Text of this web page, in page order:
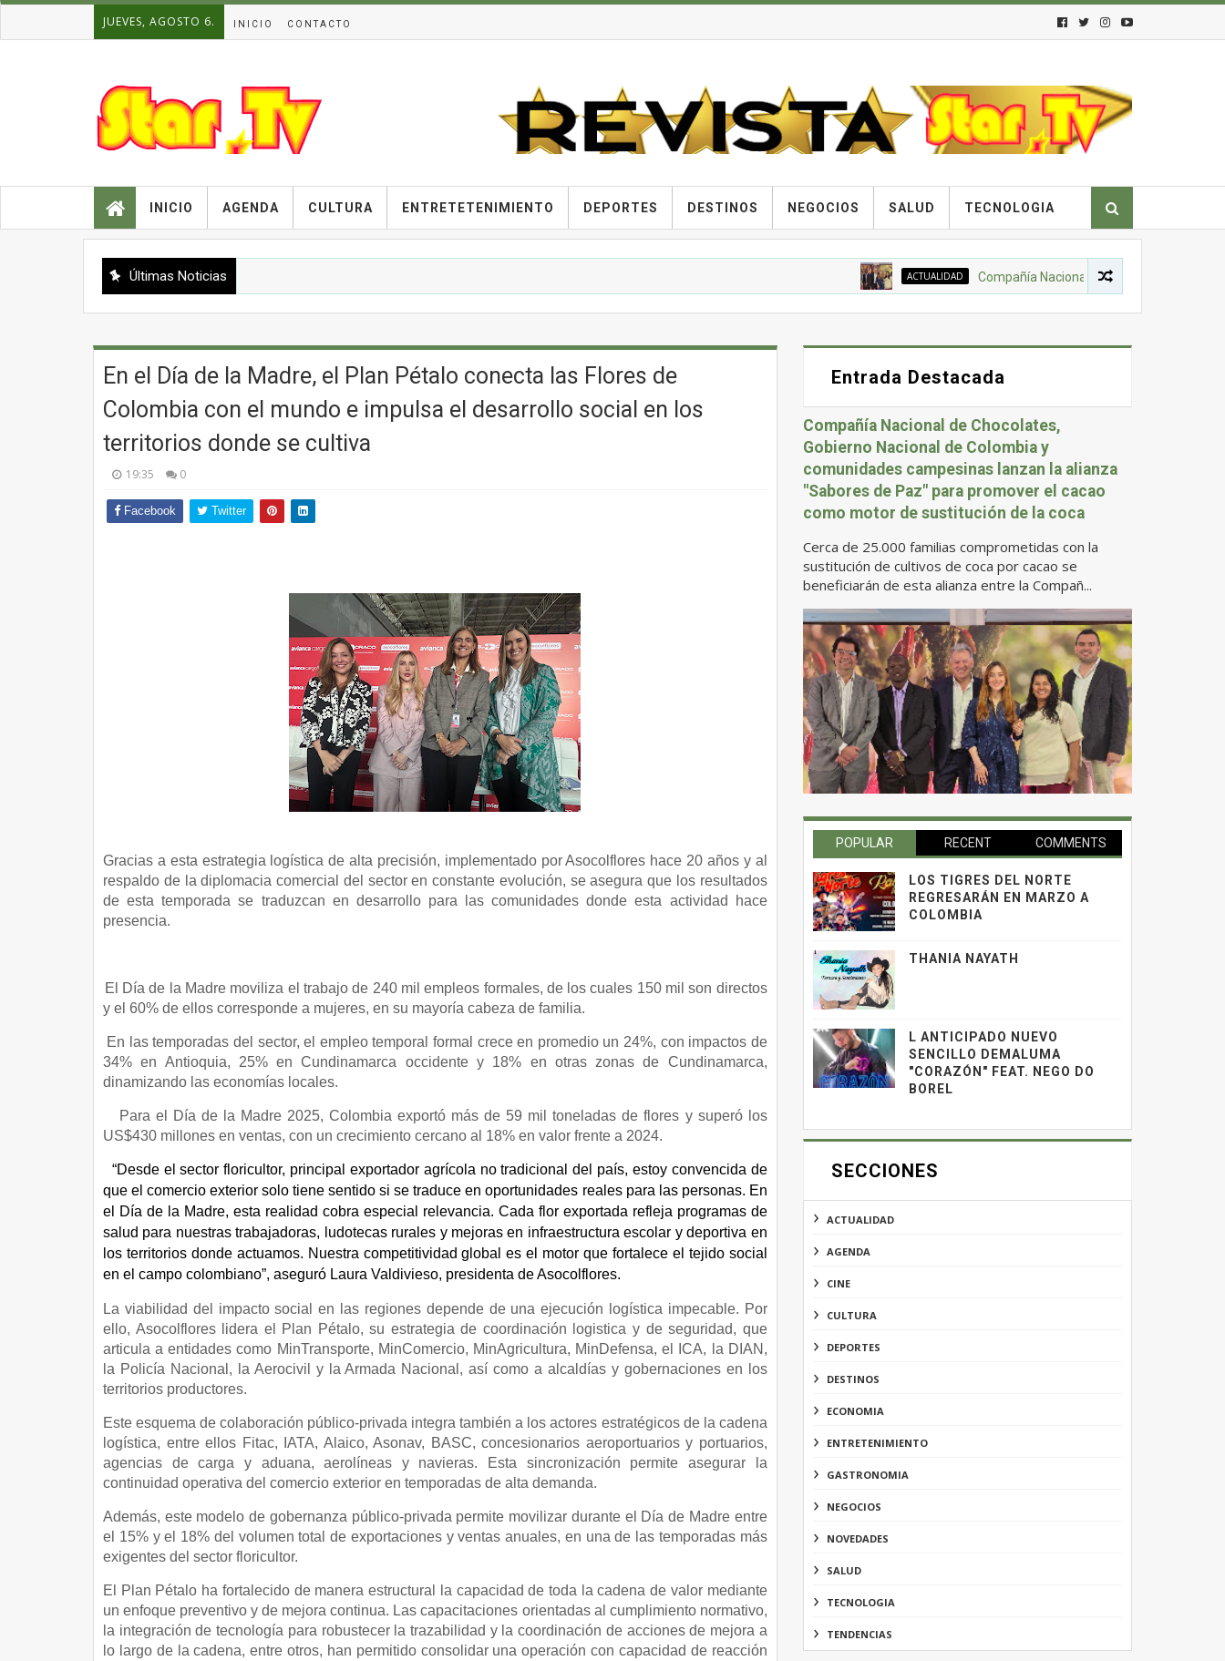
JUEVES, AGOSTO 6. INICIO CONTACTO
INICIO AGENDA CULTURA ENTRETETENIMIENTO DEPORTES DESTINOS NEGOCIOS SALUD TECNOLOGIA
Últimas Noticias ACTUALIDAD Compañía Nacional de Chocolates, Gobierno
En el Día de la Madre, el Plan Pétalo conecta las Flores de
Colombia con el mundo e impulsa el desarrollo social en los
territorios donde se cultiva
19:35 0
Facebook Twitter
Gracias a esta estrategia logística de alta precisión, implementado por Asocolflores hace 20 años y al
respaldo de la diplomacia comercial del sector en constante evolución, se asegura que los resultados
de esta temporada se traduzcan en desarrollo para las comunidades donde esta actividad hace
presencia.
El Día de la Madre moviliza el trabajo de 240 mil empleos formales, de los cuales 150 mil son directos
y el 60% de ellos corresponde a mujeres, en su mayoría cabeza de familia.
En las temporadas del sector, el empleo temporal formal crece en promedio un 24%, con impactos de
34% en Antioquia, 25% en Cundinamarca occidente y 18% en otras zonas de Cundinamarca,
dinamizando las economías locales.
Para el Día de la Madre 2025, Colombia exportó más de 59 mil toneladas de flores y superó los
US$430 millones en ventas, con un crecimiento cercano al 18% en valor frente a 2024.
“Desde el sector floricultor, principal exportador agrícola no tradicional del país, estoy convencida de
que el comercio exterior solo tiene sentido si se traduce en oportunidades reales para las personas. En
el Día de la Madre, esta realidad cobra especial relevancia. Cada flor exportada refleja programas de
salud para nuestras trabajadoras, ludotecas rurales y mejoras en infraestructura escolar y deportiva en
los territorios donde actuamos. Nuestra competitividad global es el motor que fortalece el tejido social
en el campo colombiano”, aseguró Laura Valdivieso, presidenta de Asocolflores.
La viabilidad del impacto social en las regiones depende de una ejecución logística impecable. Por
ello, Asocolflores lidera el Plan Pétalo, su estrategia de coordinación logistica y de seguridad, que
articula a entidades como MinTransporte, MinComercio, MinAgricultura, MinDefensa, el ICA, la DIAN,
la Policía Nacional, la Aerocivil y la Armada Nacional, así como a alcaldías y gobernaciones en los
territorios productores.
Este esquema de colaboración público-privada integra también a los actores estratégicos de la cadena
logística, entre ellos Fitac, IATA, Alaico, Asonav, BASC, concesionarios aeroportuarios y portuarios,
agencias de carga y aduana, aerolíneas y navieras. Esta sincronización permite asegurar la
continuidad operativa del comercio exterior en temporadas de alta demanda.
Además, este modelo de gobernanza público-privada permite movilizar durante el Día de Madre entre
el 15% y el 18% del volumen total de exportaciones y ventas anuales, en una de las temporadas más
exigentes del sector floricultor.
El Plan Pétalo ha fortalecido de manera estructural la capacidad de toda la cadena de valor mediante
un enfoque preventivo y de mejora continua. Las capacitaciones orientadas al cumplimiento normativo,
la integración de tecnología para robustecer la trazabilidad y la coordinación de acciones de mejora a
lo largo de la cadena, entre otros, han permitido consolidar una operación con capacidad de reacción
Entrada Destacada
Compañía Nacional de Chocolates,
Gobierno Nacional de Colombia y
comunidades campesinas lanzan la alianza
"Sabores de Paz" para promover el cacao
como motor de sustitución de la coca
Cerca de 25.000 familias comprometidas con la
sustitución de cultivos de coca por cacao se
beneficiarán de esta alianza entre la Compañ...
POPULAR RECENT COMMENTS
LOS TIGRES DEL NORTE
REGRESARÁN EN MARZO A
COLOMBIA
THANIA NAYATH
L ANTICIPADO NUEVO
SENCILLO DEMALUMA
"CORAZÓN" FEAT. NEGO DO
BOREL
SECCIONES
ACTUALIDAD
AGENDA
CINE
CULTURA
DEPORTES
DESTINOS
ECONOMIA
ENTRETENIMIENTO
GASTRONOMIA
NEGOCIOS
NOVEDADES
SALUD
TECNOLOGIA
TENDENCIAS